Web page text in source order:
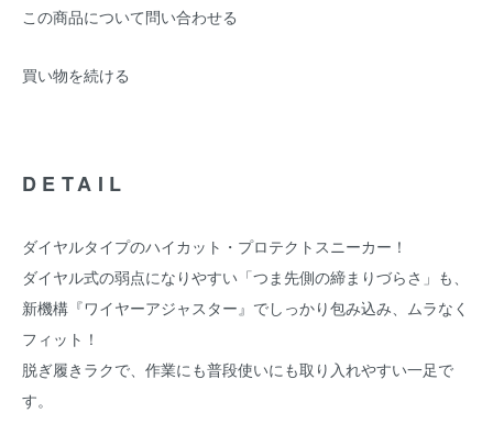
この商品について問い合わせる
買い物を続ける
DETAIL
ダイヤルタイプのハイカット・プロテクトスニーカー！
ダイヤル式の弱点になりやすい「つま先側の締まりづらさ」も、
新機構『ワイヤーアジャスター』でしっかり包み込み、ムラなく
フィット！
脱ぎ履きラクで、作業にも普段使いにも取り入れやすい一足で
す。